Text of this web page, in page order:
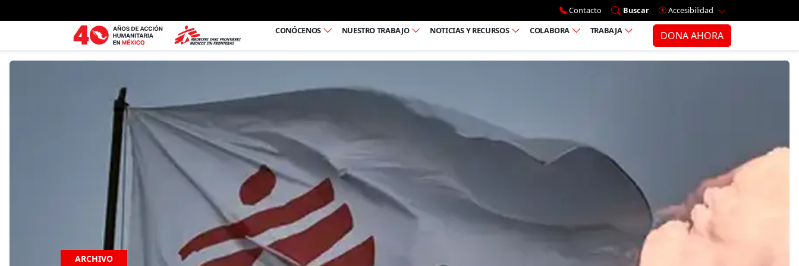
Ir al menú principal
Contacto Buscar
Accesibilidad
CONÓCENOS
NUESTRO TRABAJO NOTICIAS Y RECURSOS COLABORA TRABAJA DONA AHORA
ARCHIVO